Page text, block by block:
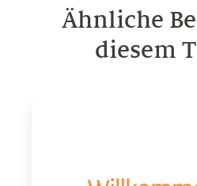
Ähnliche
diesem